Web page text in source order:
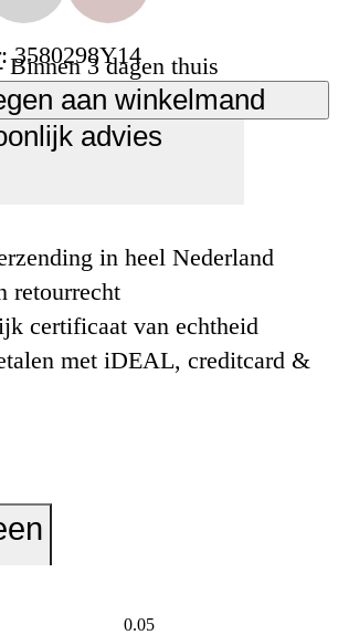
3580298Y14
Binnen 3 dagen thuis
aan winkelmand
advies
in heel Nederland
retourrecht
certificaat van echtheid
met iDEAL, creditcard &
0.05